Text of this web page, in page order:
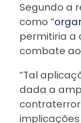
Segundo a
como “
permitiria a
combate
“Tal
dada a